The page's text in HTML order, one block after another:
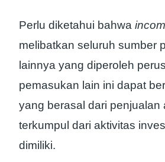
Perlu diketahui bahwa
melibatkan seluruh sumber
lainnya yang diperoleh
pemasukan lain ini dapat
yang berasal dari penjualan
terkumpul dari aktivitas
dimiliki.